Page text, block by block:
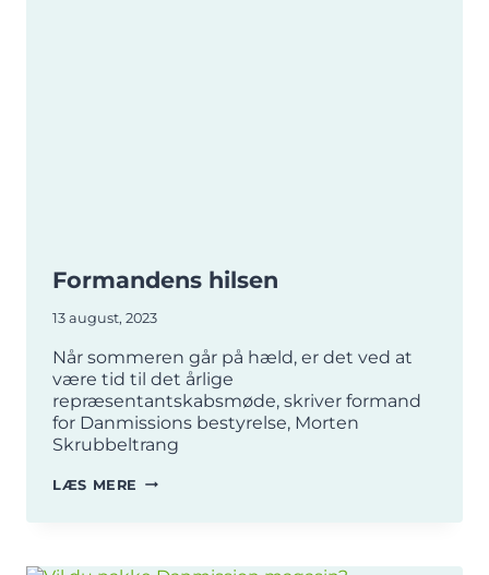
Formandens hilsen
13 august, 2023
Når sommeren går på hæld, er det ved at
være tid til det årlige
repræsentantskabsmøde, skriver formand
for Danmissions bestyrelse, Morten
Skrubbeltrang
LÆS MERE FORMANDENS